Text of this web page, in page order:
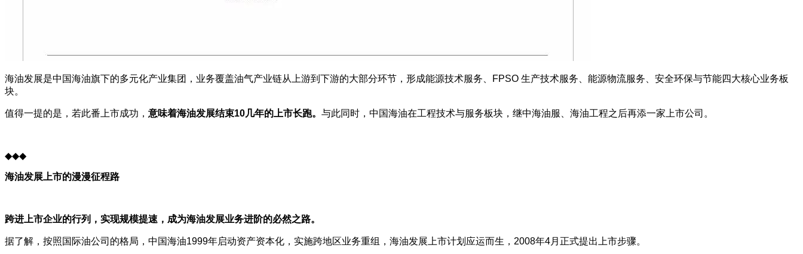
海油发展是中国海油旗下的多元化产业集团，业务覆盖油气产业链从上游到下游的大部分环节，形成能源技术服务、FPSO 生产技术服务、能源物流服务、安全环保与节能四大核心业务板
块。
值得一提的是，若此番上市成功， 意味着海油发展结束10几年的上市长跑。 与此同时，中国海油在工程技术与服务板块，继中海油服、海油工程之后再添一家上市公司。
◆◆◆
海油发展上市的漫漫征程路
跨进上市企业的行列，实现规模提速，成为海油发展业务进阶的必然之路。
据了解，按照国际油公司的格局，中国海油1999年启动资产资本化，实施跨地区业务重组，海油发展上市计划应运而生，2008年4月正式提出上市步骤。